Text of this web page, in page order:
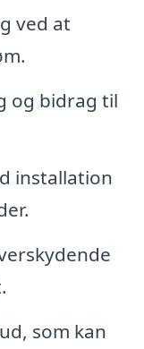
ved at
og bidrag til
installation
som kan